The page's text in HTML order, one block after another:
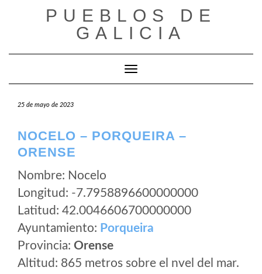
PUEBLOS DE
GALICIA
Cambiar modo de navegación
25 de mayo de 2023
NOCELO – PORQUEIRA –
ORENSE
Nombre: Nocelo
Longitud: -7.7958896600000000
Latitud: 42.0046606700000000
Ayuntamiento: Porqueira
Provincia: Orense
Altitud: 865 metros sobre el nvel del mar.